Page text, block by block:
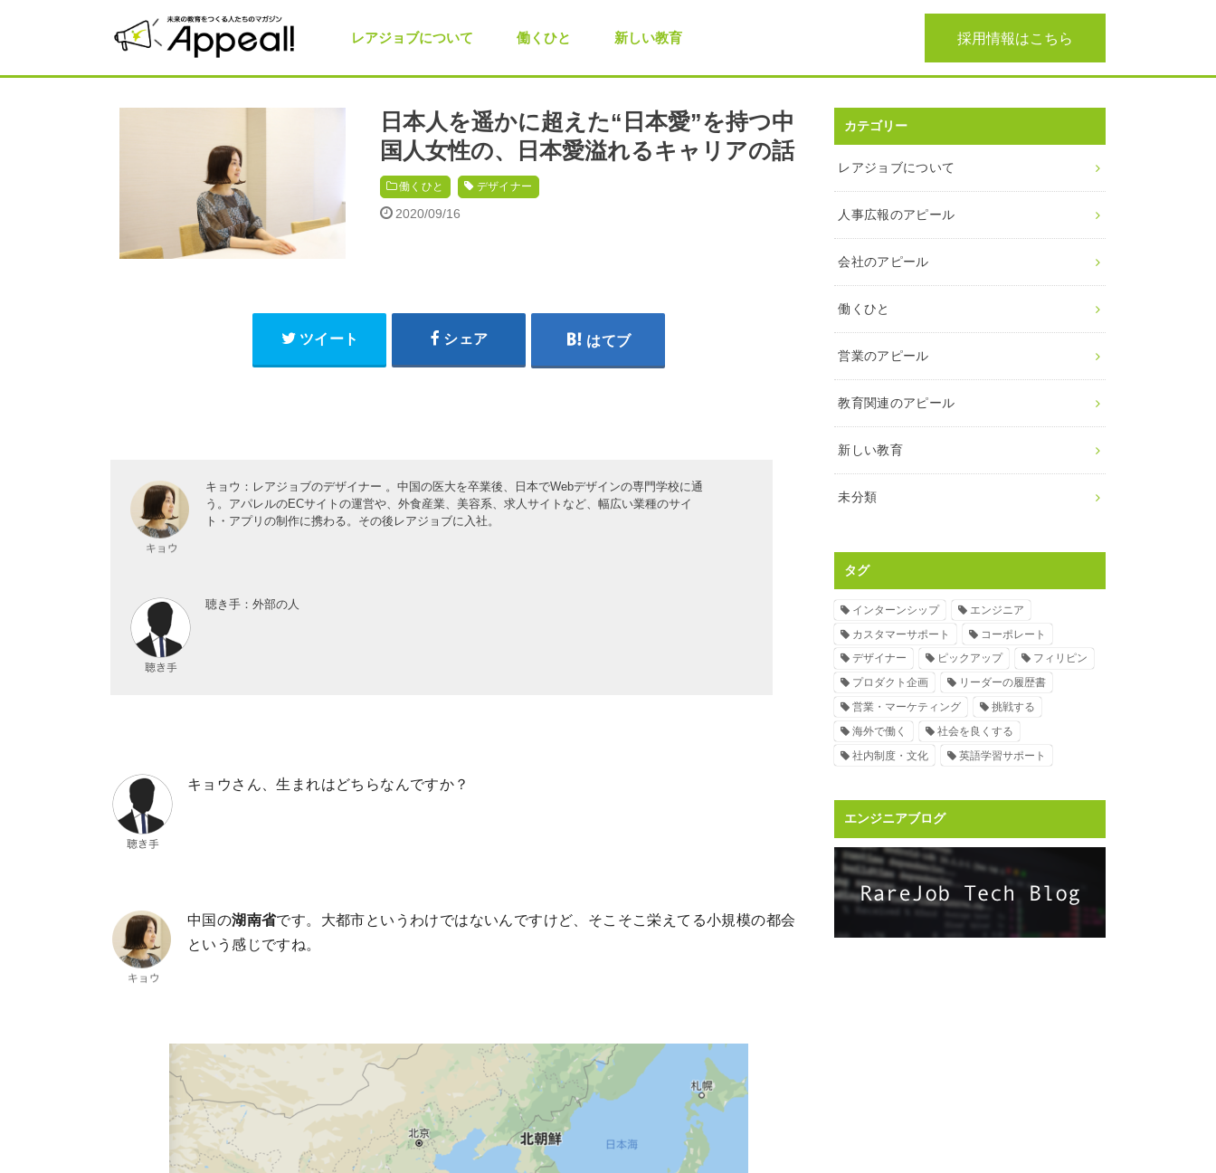
レアジョブについて 働くひと 新しい教育 採用情報はこちら
日本人を遥かに超えた“日本愛”を持つ中
国人女性の、日本愛溢れるキャリアの話
働くひと デザイナー
2020/09/16
ツイート シェア はてブ
キョウ：レアジョブのデザイナー 。中国の医大を卒業後、日本でWebデザインの専門学校に通
う。アパレルのECサイトの運営や、外食産業、美容系、求人サイトなど、幅広い業種のサイ
ト・アプリの制作に携わる。その後レアジョブに入社。
聴き手：外部の人
キョウさん、生まれはどちらなんですか？
中国の湖南省です。大都市というわけではないんですけど、そこそこ栄えてる小規模の都会
という感じですね。
カテゴリー
レアジョブについて
人事広報のアピール
会社のアピール
働くひと
営業のアピール
教育関連のアピール
新しい教育
未分類
タグ
インターンシップ
エンジニア
カスタマーサポート
コーポレート
デザイナー
ピックアップ
フィリピン
プロダクト企画
リーダーの履歴書
営業・マーケティング
挑戦する
海外で働く
社会を良くする
社内制度・文化
英語学習サポート
エンジニアブログ